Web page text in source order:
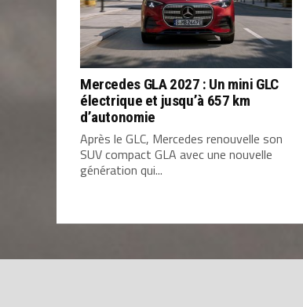
Mercedes GLA 2027 : Un mini GLC
électrique et jusqu’à 657 km
d’autonomie
Après le GLC, Mercedes renouvelle son
SUV compact GLA avec une nouvelle
génération qui...